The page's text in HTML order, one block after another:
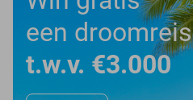
een droomreis
t.w.v. €3.000